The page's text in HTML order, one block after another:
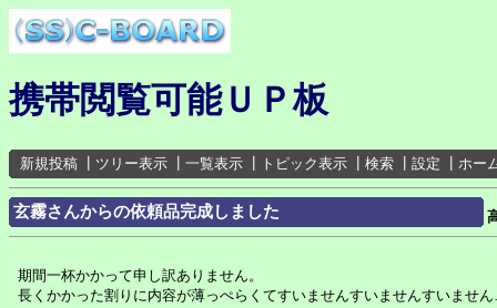
携帯閲覧可能ＵＰ板
新規投稿 ツリー表示 一覧表示 トピック表示 検索 設定 ホー
玄霧さんからの依頼品完成しました
期間一杯かかって申し訳ありません。
長くかかった割りに内容が薄っぺらくてすいませんすいませんすいませ